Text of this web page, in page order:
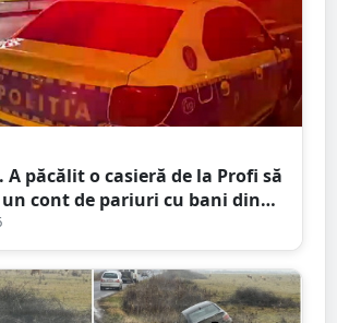
A păcălit o casieră de la Profi să
cont de pariuri cu bani din